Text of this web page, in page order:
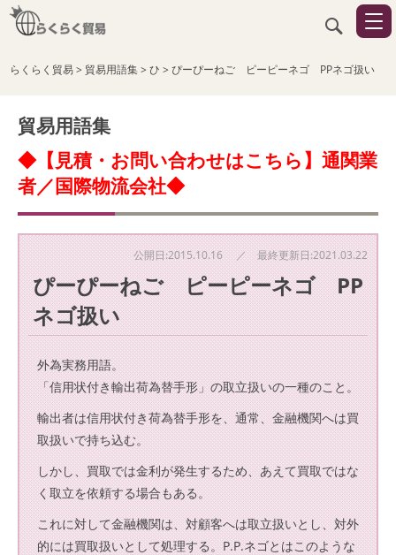
らくらく貿易> 貿易用語集>ひ >ぴーぴーねご ピーピーネゴ PPネゴ扱い
貿易用語集
◆【見積・お問い合わせはこちら】通関業
者／国際物流会社◆
公開日:2015.10.16 ／ 最終更新日:2021.03.22
ぴーぴーねご ピーピーネゴ PP
ネゴ扱い
外為実務用語。
「信用状付き輸出荷為替手形」の取立扱いの一種のこと。
輸出者は信用状付き荷為替手形を、通常、金融機関へは買
取扱いで持ち込む。
しかし、買取では金利が発生するため、あえて買取ではな
く取立を依頼する場合もある。
これに対して金融機関は、対顧客へは取立扱いとし、対外
的には買取扱いとして処理する。P.P.ネゴとはこのような